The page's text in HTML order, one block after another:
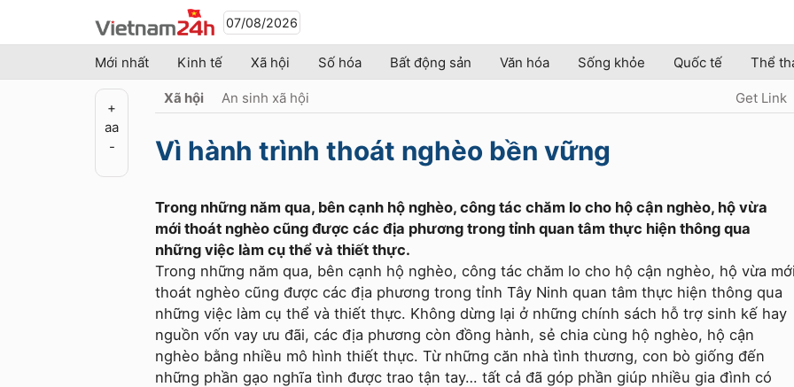
07/08/2026
Mới nhất Kinh tế Xã hội Số hóa Bất động sản Văn hóa Sống khỏe Quốc tế Thể
+
aa
-
Xã hội An sinh xã hội Get Link
Vì hành trình thoát nghèo bền vững
Trong những năm qua, bên cạnh hộ nghèo, công tác chăm lo cho hộ cận nghèo, hộ vừa
mới thoát nghèo cũng được các địa phương trong tỉnh quan tâm thực hiện thông qua
những việc làm cụ thể và thiết thực.
Trong những năm qua, bên cạnh hộ nghèo, công tác chăm lo cho hộ cận nghèo, hộ vừa
thoát nghèo cũng được các địa phương trong tỉnh Tây Ninh quan tâm thực hiện thông qua
những việc làm cụ thể và thiết thực. Không dừng lại ở những chính sách hỗ trợ sinh kế hay
nguồn vốn vay ưu đãi, các địa phương còn đồng hành, sẻ chia cùng hộ nghèo, hộ cận
nghèo bằng nhiều mô hình thiết thực. Từ những căn nhà tình thương, con bò giống đến
những phần gạo nghĩa tình được trao tận tay… tất cả đã góp phần giúp nhiều gia đình có